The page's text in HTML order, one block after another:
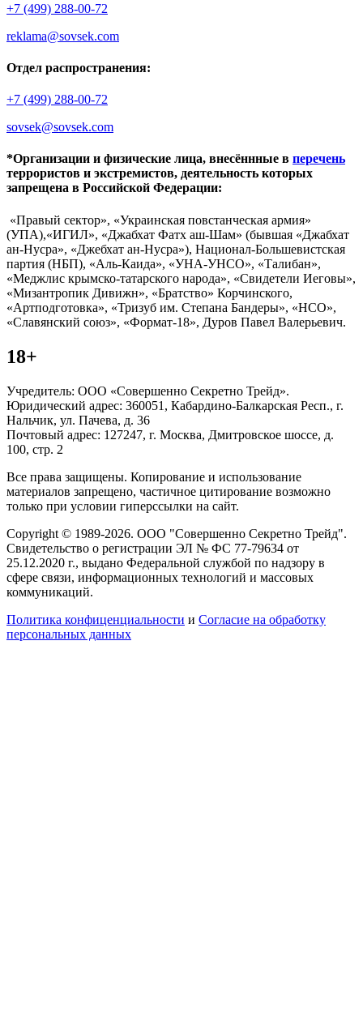
+7 (499) 288-00-72
reklama@sovsek.com
Отдел распространения:
+7 (499) 288-00-72
sovsek@sovsek.com
*Организации и физические лица, внесённные в перечень
террористов и экстремистов, деятельность которых
запрещена в Российской Федерации:
«Правый сектор», «Украинская повстанческая армия»
(УПА),«ИГИЛ», «Джабхат Фатх аш-Шам» (бывшая «Джабхат
ан-Нусра», «Джебхат ан-Нусра»), Национал-Большевистская
партия (НБП), «Аль-Каида», «УНА-УНСО», «Талибан»,
«Меджлис крымско-татарского народа», «Свидетели Иеговы»,
«Мизантропик Дивижн», «Братство» Корчинского,
«Артподготовка», «Тризуб им. Степана Бандеры», «НСО»,
«Славянский союз», «Формат-18», Дуров Павел Валерьевич.
18+
Учредитель: ООО «Совершенно Секретно Трейд».
Юридический адрес: 360051, Кабардино-Балкарская Респ., г.
Нальчик, ул. Пачева, д. 36
Почтовый адрес: 127247, г. Москва, Дмитровское шоссе, д.
100, стр. 2
Все права защищены. Копирование и использование
материалов запрещено, частичное цитирование возможно
только при условии гиперссылки на сайт.
Copyright © 1989-2026. ООО "Совершенно Секретно Трейд".
Свидетельство о регистрации ЭЛ № ФС 77-79634 от
25.12.2020 г., выдано Федеральной службой по надзору в
сфере связи, информационных технологий и массовых
коммуникаций.
Политика конфиценциальности и Согласие на обработку
персональных данных